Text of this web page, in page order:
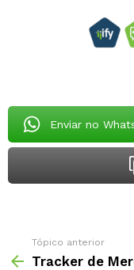
Enviar no
Tópico anterior
Tracker de